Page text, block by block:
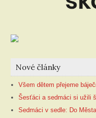
Nové články
Všem dětem přejeme
Šesťáci a sedmáci si užili
Sedmáci v sedle: Do